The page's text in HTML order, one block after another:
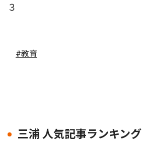
３
#教育
三浦 人気記事ランキング